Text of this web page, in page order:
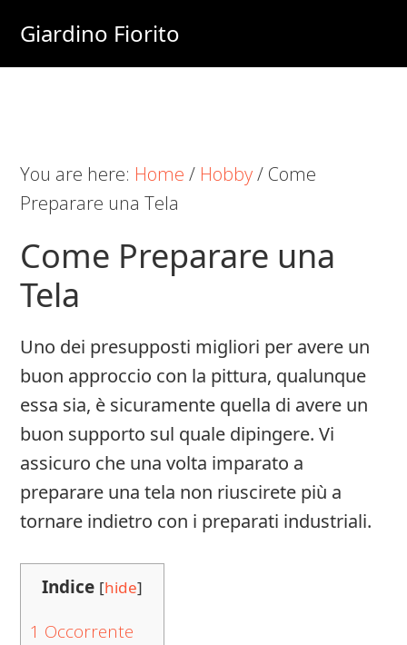
main
primary
footer
Giardino Fiorito
You are here: Home / Hobby/ Come
Preparare una Tela
Come Preparare una
Tela
Uno dei presupposti migliori per avere un
buon approccio con la pittura, qualunque
essa sia, è sicuramente quella di avere un
buon supporto sul quale dipingere. Vi
assicuro che una volta imparato a
preparare una tela non riuscirete più a
tornare indietro con i preparati industriali.
Indice [hide]
1 Occorrente